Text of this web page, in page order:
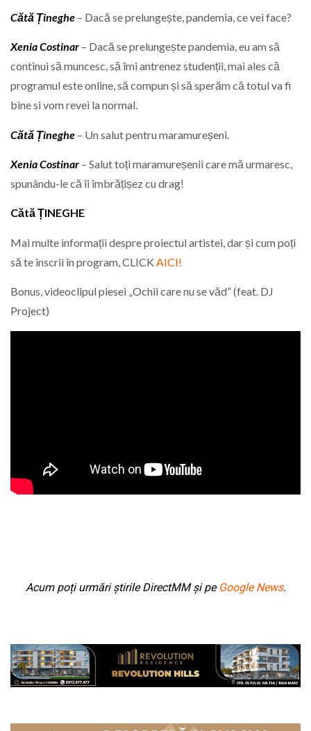
Cătă Țineghe – Dacă se prelungește, pandemia, ce vei face?
Xenia Costinar – Dacă se prelungește pandemia, eu am să
continui să muncesc, să îmi antrenez studenții, mai ales că
programul este online, să compun și să sperăm că totul va fi
bine si vom revei la normal.
Cătă Țineghe – Un salut pentru maramureșeni.
Xenia Costinar – Salut toți maramureșenii care mă urmaresc,
spunându-le că îi îmbrățișez cu drag!
Cătă ȚINEGHE
Mai multe informații despre proiectul artistei, dar și cum poți
să te înscrii în program, CLICK AICI!
Bonus, videoclipul piesei „Ochii care nu se văd” (feat. DJ
Project)
Acum poți urmări știrile DirectMM și pe Google News.